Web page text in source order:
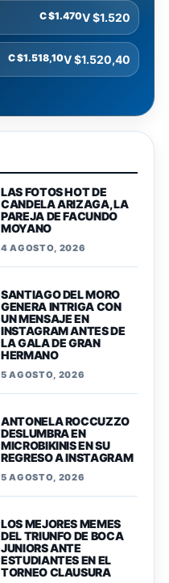
C $1.470V $1.520
C $1.518,10V $1.520,40
LAS FOTOS HOT DE
CANDELA ARIZAGA, LA
PAREJA DE FACUNDO
MOYANO
4 AGOSTO, 2026
SANTIAGO DEL MORO
GENERA INTRIGA CON
UN MENSAJE EN
INSTAGRAM ANTES DE
LA GALA DE GRAN
HERMANO
5 AGOSTO, 2026
ANTONELA ROCCUZZO
DESLUMBRA EN
MICROBIKINIS EN SU
REGRESO A INSTAGRAM
5 AGOSTO, 2026
LOS MEJORES MEMES
DEL TRIUNFO DE BOCA
JUNIORS ANTE
ESTUDIANTES EN EL
TORNEO CLAUSURA